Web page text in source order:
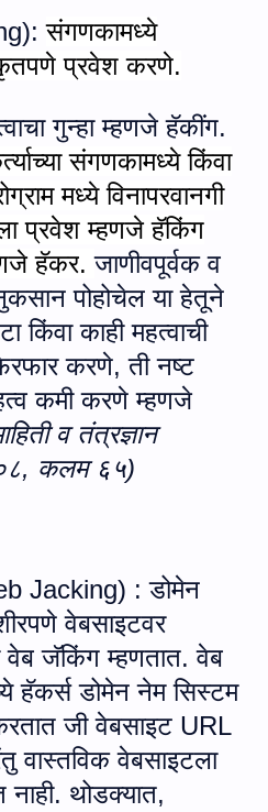
):संगणकामध्ये
प्रवेश करणे.
गुन्हा म्हणजे हॅकींग.
संगणकामध्ये किंवा
मध्ये विनापरवानगी
प्रवेश म्हणजे हॅकिंग
हॅकर.जाणीवपूर्वक व
पोहोचेल या हेतूने
काही महत्वाची
करणे, तीनष्ट
कमीकरणे म्‍हणजे
व तंत्रज्ञान
कलम६५)
Jacking) :डोमेन
वेबसाइटवर
वेब जॅकिंग म्हणतात. वेब
हॅकर्स डोमेन नेम सिस्टम
जी वेबसाइट URL
वास्तविक वेबसाइटला
थोडक्‍यात,